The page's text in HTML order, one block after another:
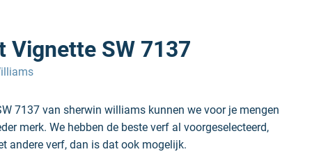
Vignette SW 7137
7137 van sherwin williams kunnen we voor je mengen
merk. We hebben de beste verf al voorgeselecteerd,
andere verf, dan is dat ook mogelijk.